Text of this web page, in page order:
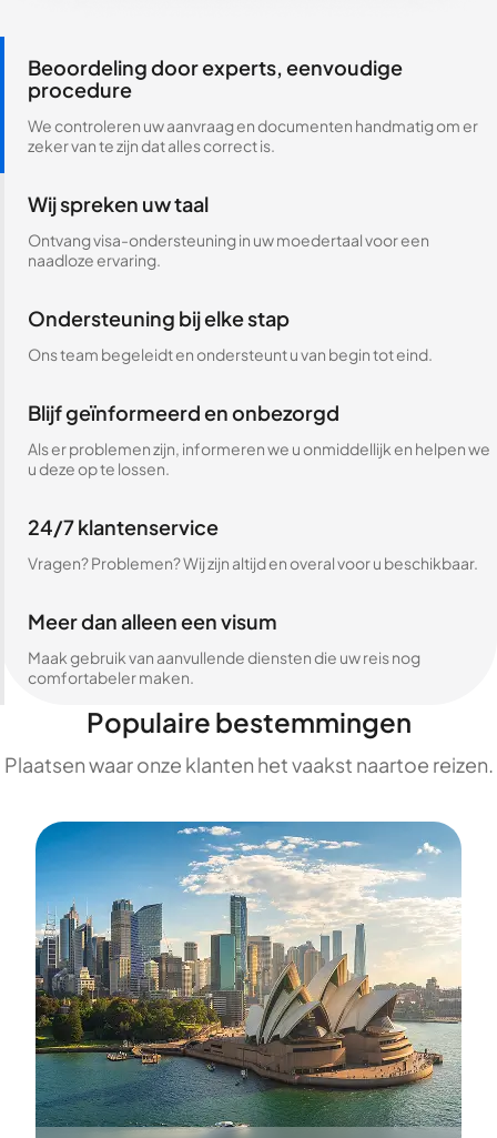
Beoordeling door experts, eenvoudige
procedure
We controleren uw aanvraag en documenten handmatig om er
zeker van te zijn dat alles correct is.
Wij spreken uw taal
Ontvang visa-ondersteuning in uw moedertaal voor een
naadloze ervaring.
Ondersteuning bij elke stap
Ons team begeleidt en ondersteunt u van begin tot eind.
Blijf geïnformeerd en onbezorgd
Als er problemen zijn, informeren we u onmiddellijk en helpen we
u deze op te lossen.
24/7 klantenservice
Vragen? Problemen? Wij zijn altijd en overal voor u beschikbaar.
Meer dan alleen een visum
Maak gebruik van aanvullende diensten die uw reis nog
comfortabeler maken.
Populaire bestemmingen
Plaatsen waar onze klanten het vaakst naartoe reizen.